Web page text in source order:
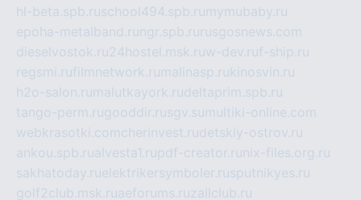
hl-beta.spb.ruschool494.spb.ru mymubaby.ru
epoha-metalband.ru ngr.spb.ru rusgosnews.com
dieselvostok.ru24hostel.msk.ruw-dev.ruf-ship.ru
regsmi.rufilmnetwork.ru malinasp.rukinosvin.ru
h2o-salon.ru malutkayork.rudeltaprim.spb.ru
tango-perm.rugooddir.rusgv.su multiki-online.com
webkrasotki.comcherinvest.rudetskiy-ostrov.ru
ankou.spb.rualvesta1.rupdf-creator.ru nix-files.org.ru
sakhatoday.ruelektrikersymboler.rusputnikyes.ru
golf2club.msk.ruaeforums.ruzallclub.ru